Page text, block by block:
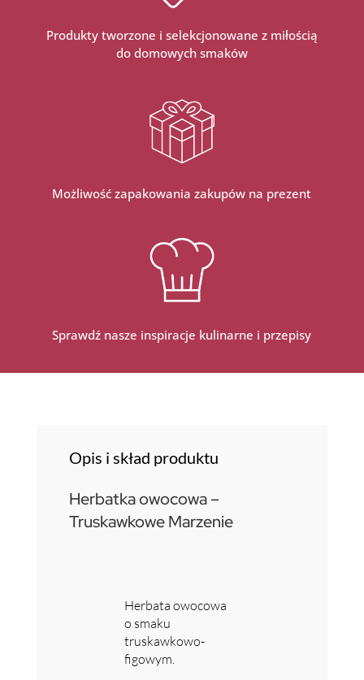
Produkty tworzone i selekcjonowane z miłością
do domowych smaków
Możliwość zapakowania zakupów na prezent
Sprawdź nasze inspiracje kulinarne i przepisy
Opis i skład produktu
Herbatka owocowa –
Truskawkowe Marzenie
Herbata owocowa
o smaku
truskawkowo-
figowym.